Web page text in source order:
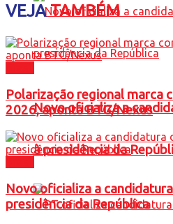
Novo oficializa a
à presidência da
VEJATAMBÉM
Polarização regional marca
2026, aponta BTG/Nexus
Novo oficializa a
presidência da República